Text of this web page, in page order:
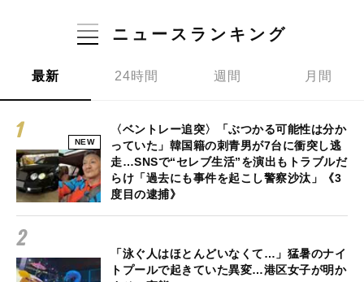
ニュースランキング
最新 24時間 週間 月間
NEW
〈ベントレー追突〉「ぶつかる可能性は分か
っていた」韓国籍の刺青男が7台に衝突し逃
走…SNSで“セレブ生活”を演出もトラブルだ
らけ「過去にも事件を起こし警察沙汰」《3
度目の逮捕》
「泳ぐ人はほとんどいなくて…」猛暑のナイ
トプールで起きていた異変…港区女子が明か